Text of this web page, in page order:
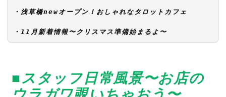
・浅草橋newオープン！おしゃれなタロットカフェ
・11月新着情報〜クリスマス準備始まるよ〜
■スタッフ日常風景〜お店の